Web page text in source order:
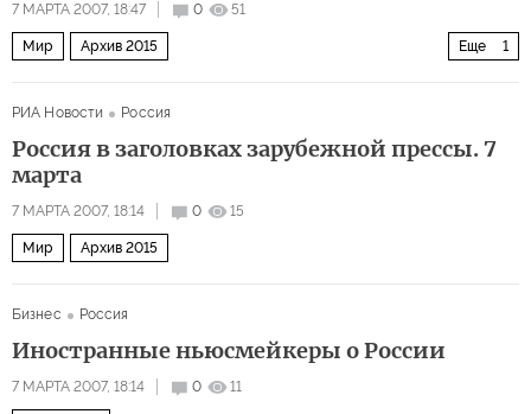
7 МАРТА 2007, 18:47 0 51
Еще 1
Мир Архив 2015
РИА Новости
Россия
Россия в заголовках зарубежной прессы. 7
марта
7 МАРТА 2007, 18:14 0 15
Мир Архив 2015
Бизнес Россия
Иностранные ньюсмейкеры о России
7 МАРТА 2007, 18:14 0 11